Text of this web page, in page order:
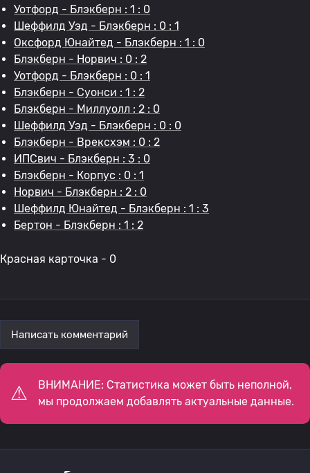
Уотфорд - Блэкберн : 1 : 0
Шеффилд Уэд - Блэкберн : 0 : 1
Оксфорд Юнайтед - Блэкберн : 1 : 0
Блэкберн - Норвич : 0 : 2
Уотфорд - Блэкберн : 0 : 1
Блэкберн - Суонси : 1 : 2
Блэкберн - Миллуолл : 2 : 0
Шеффилд Уэд - Блэкберн : 0 : 0
Блэкберн - Врексхэм : 0 : 2
ИПСвич - Блэкберн : 3 : 0
Блэкберн - Корпус : 0 : 1
Норвич - Блэкберн : 2 : 0
Шеффилд Юнайтед - Блэкберн : 1 : 3
Бертон - Блэкберн : 1 : 2
Красная карточка - 0
Написать комментарий
ВНИМАНИЕ: Статистика может быть неполной,
мы продолжаем добавлять актуальные данные.